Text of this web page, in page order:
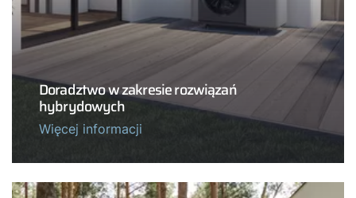
Doradztwo w zakresie rozwiązań
hybrydowych
Więcej informacji